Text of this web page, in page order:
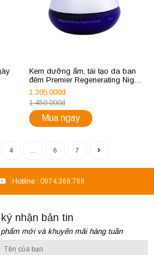
Kem dưỡng ẩm, tái tạo da ban
đêm Premier Regenerating Night
Cream
1.305.000đ
1.450.000đ
Mua ngay
4 6 7
Hotline : 0974.368.768
nhận bản tin
mới và khuyến mãi hàng tuần